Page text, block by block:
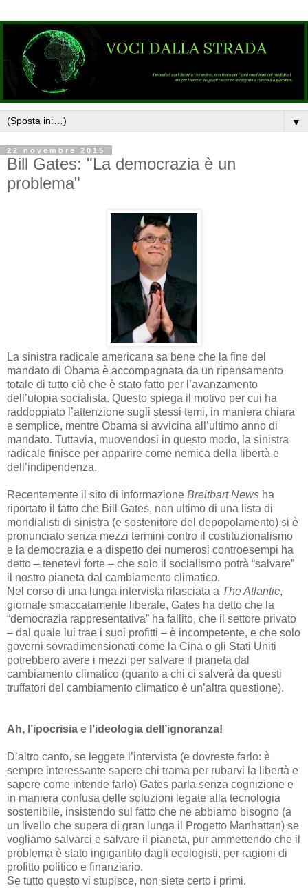
▼
22 novembre 2015
Bill Gates: "La democrazia è un
problema"
La sinistra radicale americana sa bene che la fine del
mandato di Obama è accompagnata da un ripensamento
totale di tutto ciò che è stato fatto per l’avanzamento
dell’utopia socialista. Questo spiega il motivo per cui ha
raddoppiato l’attenzione sugli stessi temi, in maniera chiara
e semplice, mentre Obama si avvicina all’ultimo anno di
mandato. Tuttavia, muovendosi in questo modo, la sinistra
radicale finisce per apparire come nemica della libertà e
dell’indipendenza.
Recentemente il sito di informazione Breitbart News ha
riportato il fatto che Bill Gates, non ultimo di una lista di
mondialisti di sinistra (e sostenitore del depopolamento) si è
pronunciato senza mezzi termini contro il costituzionalismo
e la democrazia e a dispetto dei numerosi controesempi ha
detto – tenetevi forte – che solo il socialismo potrà “salvare”
il nostro pianeta dal cambiamento climatico.
Nel corso di una lunga intervista rilasciata a The Atlantic,
giornale smaccatamente liberale, Gates ha detto che la
“democrazia rappresentativa” ha fallito, che il settore privato
– dal quale lui trae i suoi profitti – è incompetente, e che solo
governi sovradimensionati come la Cina o gli Stati Uniti
potrebbero avere i mezzi per salvare il pianeta dal
cambiamento climatico (quanto a chi ci salverà da questi
truffatori del cambiamento climatico è un’altra questione).
Ah, l’ipocrisia e l’ideologia dell’ignoranza!
D’altro canto, se leggete l’intervista (e dovreste farlo: è
sempre interessante sapere chi trama per rubarvi la libertà e
sapere come intende farlo) Gates parla senza cognizione e
in maniera confusa delle soluzioni legate alla tecnologia
sostenibile, insistendo sul fatto che ne abbiamo bisogno (a
un livello che supera di gran lunga il Progetto Manhattan) se
vogliamo salvarci e salvare il pianeta, pur ammettendo che il
problema è stato ingigantito dagli ecologisti, per ragioni di
profitto politico e finanziario.
Se tutto questo vi stupisce, non siete certo i primi.